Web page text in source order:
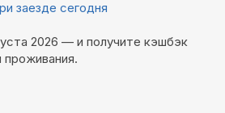
заезде сегодня
2026 — и получите кэшбэк
проживания.